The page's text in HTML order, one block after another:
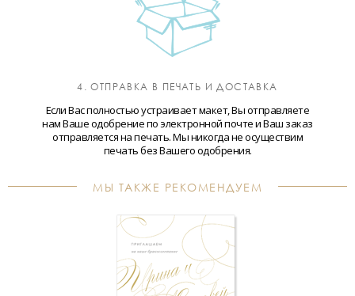
4. ОТПРАВКА В ПЕЧАТЬ И ДОСТАВКА
Если Вас полностью устраивает макет, Вы отправляете
нам Ваше одобрение по электронной почте и Ваш заказ
отправляется на печать. Мы никогда не осуществим
печать без Вашего одобрения.
МЫ ТАКЖЕ РЕКОМЕНДУЕМ